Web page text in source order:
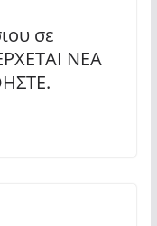
σε
ΝΕΑ